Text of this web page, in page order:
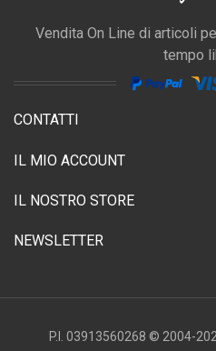
Vendita On Line di articoli
tempo
CONTATTI
IL MIO ACCOUNT
IL NOSTRO STORE
NEWSLETTER
P.I. 03913560268 © 2004-